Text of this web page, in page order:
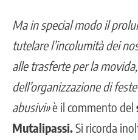
Ma in special modo il
tutelare l’incolumità dei
alle trasferte per la
dell’organizzazione di
abusivi»è il commento del
Mutalipassi.Si ricorda